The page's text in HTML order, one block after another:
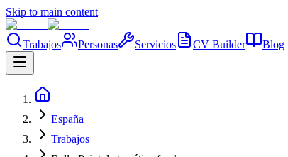
Skip to main content
Trabajos Personas Servicios CV Builder Blog
España
Trabajos